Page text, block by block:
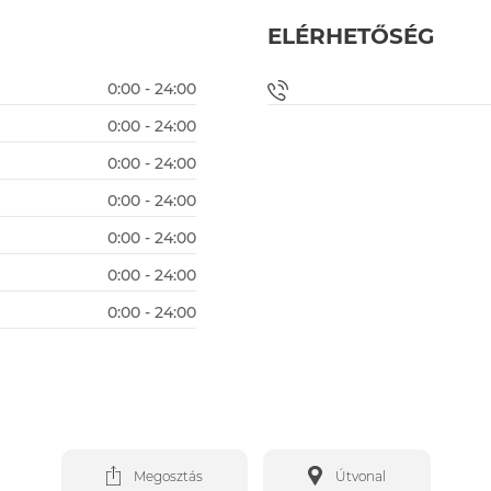
0:00 - 24:00
0:00 - 24:00
0:00 - 24:00
0:00 - 24:00
0:00 - 24:00
0:00 - 24:00
0:00 - 24:00
ELÉRHETŐSÉG
Megosztás Útvonal